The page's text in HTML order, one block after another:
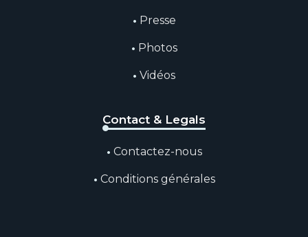
Presse
Photos
Vidéos
Contact & Legals
Contactez-nous
Conditions générales